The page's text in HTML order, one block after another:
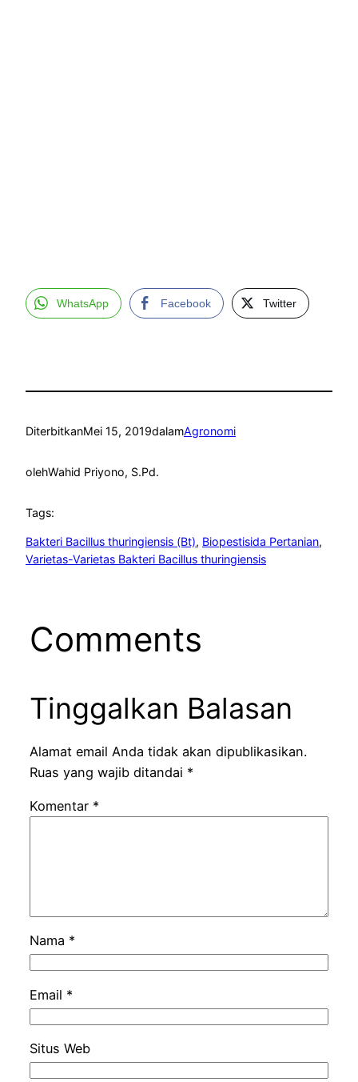
WhatsApp Facebook Twitter
DiterbitkanMei 15, 2019dalamAgronomi
olehWahid Priyono, S.Pd.
Tags:
Bakteri Bacillus thuringiensis (Bt), Biopestisida Pertanian
Varietas-Varietas Bakteri Bacillus thuringiensis
Comments
Tinggalkan Balasan
Alamat email Anda tidak akan dipublikasikan.
Ruas yang wajib ditandai *
Komentar *
Nama *
Email *
Situs Web